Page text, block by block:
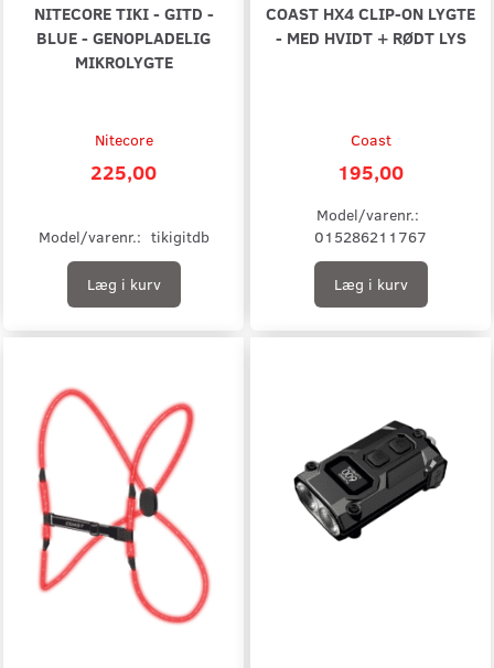
NITECORE TIKI - GITD -
BLUE - GENOPLADELIG
MIKROLYGTE
Nitecore
225,00
Model/varenr.: tikigitdb
Læg i kurv
COAST HX4 CLIP-ON LYGTE
- MED HVIDT + RØDT LYS
Coast
195,00
Model/varenr.:
015286211767
Læg i kurv